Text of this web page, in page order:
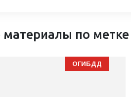
материалы по метке
ОГИБДД